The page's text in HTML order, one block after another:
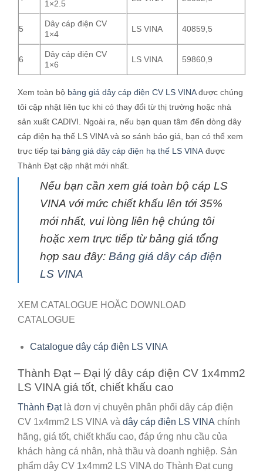
1×2.5
5
Dây cáp điện CV
1×4
LS VINA 40859,5
6
Dây cáp điện CV
1×6
LS VINA 59860,9
Xem toàn bộ bảng giá dây cáp điện CV LS VINAđược chúng
tôi cập nhật liên tục khi có thay đổi từ thị trường hoặc nhà
sản xuất CADIVI. Ngoài ra, nếu bạn quan tâm đến dòng dây
cáp điện hạ thế LS VINA và so sánh báo giá, bạn có thể xem
trực tiếp tại bảng giá dây cáp điện hạ thế LS VINAđược
Thành Đạt cập nhật mới nhất.
Nếu bạn cần xem giá toàn bộ cáp LS
VINA với mức chiết khấu lên tới 35%
mới nhất, vui lòng liên hệ chúng tôi
hoặc xem trực tiếp từ bảng giá tổng
hợp sau đây: Bảng giá dây cáp điện
LS VINA
XEM CATALOGUE HOẶC DOWNLOAD
CATALOGUE
Catalogue dây cáp điện LS VINA
Thành Đạt – Đại lý dây cáp điện CV 1x4mm2
LS VINA giá tốt, chiết khấu cao
Thành Đạtlà đơn vị chuyên phân phối dây cáp điện
CV 1x4mm2 LS VINA và dây cáp điện LS VINA chính
hãng, giá tốt, chiết khấu cao, đáp ứng nhu cầu của
khách hàng cá nhân, nhà thầu và doanh nghiệp. Sản
phẩm dây CV 1x4mm2 LS VINA do Thành Đạt cung